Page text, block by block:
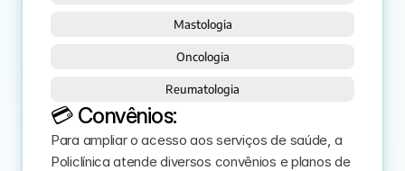
Mastologia
Oncologia
Reumatologia
💳 Convênios:
Para ampliar o acesso aos serviços de saúde, a
Policlínica atende diversos convênios e planos de